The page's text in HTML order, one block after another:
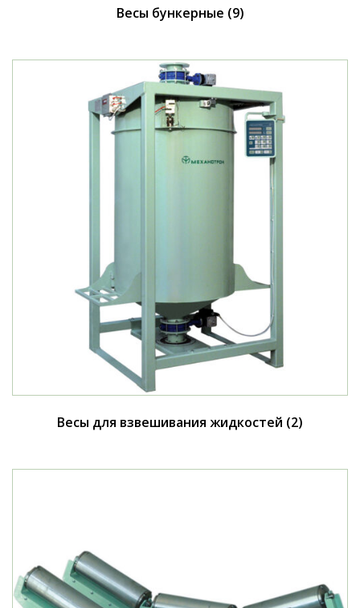
Весы бункерные (9)
Весы для взвешивания жидкостей (2)